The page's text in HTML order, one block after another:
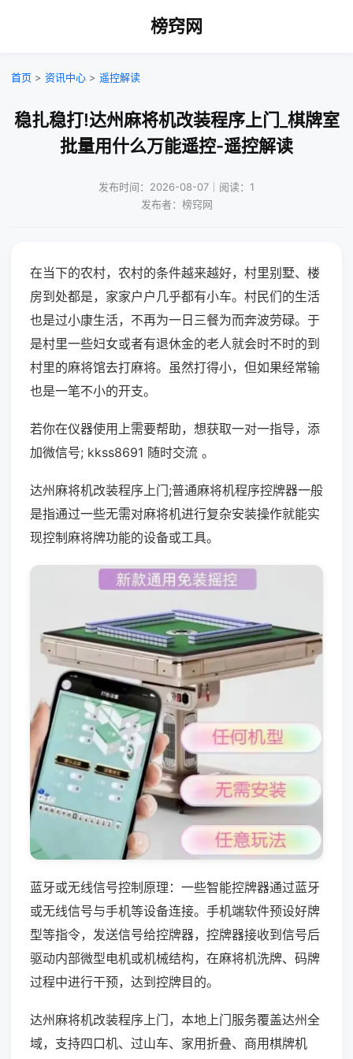
榜窍网
首页 > 资讯中心 > 遥控解读
稳扎稳打!达州麻将机改装程序上门_棋牌室
批量用什么万能遥控-遥控解读
发布时间：2026-08-07｜阅读：1
发布者：榜窍网
在当下的农村，农村的条件越来越好，村里别墅、楼
房到处都是，家家户户几乎都有小车。村民们的生活
也是过小康生活，不再为一日三餐为而奔波劳碌。于
是村里一些妇女或者有退休金的老人就会时不时的到
村里的麻将馆去打麻将。虽然打得小，但如果经常输
也是一笔不小的开支。
若你在仪器使用上需要帮助，想获取一对一指导，添
加微信号; kkss8691 随时交流 。
达州麻将机改装程序上门;普通麻将机程序控牌器一般
是指通过一些无需对麻将机进行复杂安装操作就能实
现控制麻将牌功能的设备或工具。
蓝牙或无线信号控制原理：一些智能控牌器通过蓝牙
或无线信号与手机等设备连接。手机端软件预设好牌
型等指令，发送信号给控牌器，控牌器接收到信号后
驱动内部微型电机或机械结构，在麻将机洗牌、码牌
过程中进行干预，达到控牌目的。
达州麻将机改装程序上门，本地上门服务覆盖达州全
域，支持四口机、过山车、家用折叠、商用棋牌机